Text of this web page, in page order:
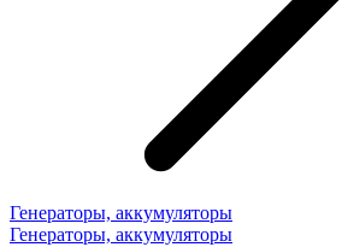
Генераторы, аккумуляторы
Генераторы, аккумуляторы